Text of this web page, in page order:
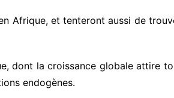
Afrique, et tenteront aussi de
dont la croissance globale attire
endogènes.